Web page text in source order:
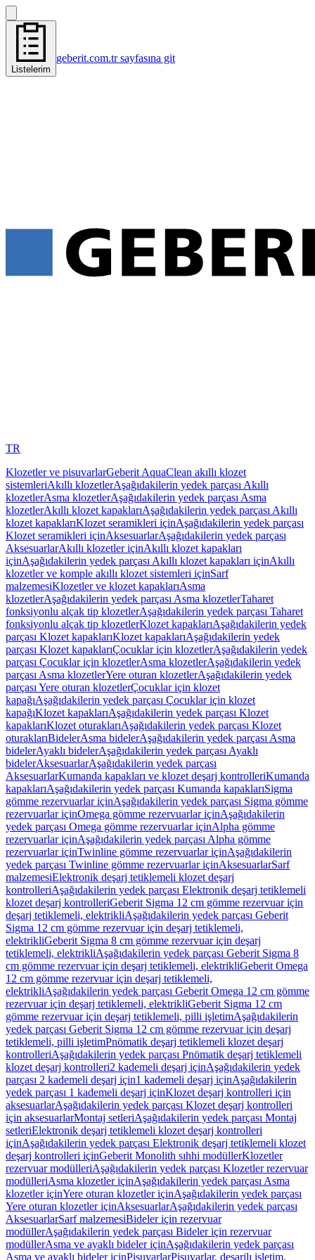
Listelerim
geberit.com.tr sayfasına git
TR
Klozetler ve pisuvarlarGeberit AquaClean akıllı klozet
sistemleriAkıllı klozetlerAşağıdakilerin yedek parçası Akıllı
klozetlerAsma klozetlerAşağıdakilerin yedek parçası Asma
klozetlerAkıllı klozet kapaklarıAşağıdakilerin yedek parçası Akıllı
klozet kapaklarıKlozet seramikleri içinAşağıdakilerin yedek parçası
Klozet seramikleri içinAksesuarlarAşağıdakilerin yedek parçası
AksesuarlarAkıllı klozetler içinAkıllı klozet kapakları
içinAşağıdakilerin yedek parçası Akıllı klozet kapakları içinAkıllı
klozetler ve komple akıllı klozet sistemleri içinSarf
malzemesiKlozetler ve klozet kapaklarıAsma
klozetlerAşağıdakilerin yedek parçası Asma klozetlerTaharet
fonksiyonlu alçak tip klozetlerAşağıdakilerin yedek parçası Taharet
fonksiyonlu alçak tip klozetlerKlozet kapaklarıAşağıdakilerin yedek
parçası Klozet kapaklarıKlozet kapaklarıAşağıdakilerin yedek
parçası Klozet kapaklarıÇocuklar için klozetlerAşağıdakilerin yedek
parçası Çocuklar için klozetlerAsma klozetlerAşağıdakilerin yedek
parçası Asma klozetlerYere oturan klozetlerAşağıdakilerin yedek
parçası Yere oturan klozetlerÇocuklar için klozet
kapağıAşağıdakilerin yedek parçası Çocuklar için klozet
kapağıKlozet kapaklarıAşağıdakilerin yedek parçası Klozet
kapaklarıKlozet oturaklarıAşağıdakilerin yedek parçası Klozet
oturaklarıBidelerAsma bidelerAşağıdakilerin yedek parçası Asma
bidelerAyaklı bidelerAşağıdakilerin yedek parçası Ayaklı
bidelerAksesuarlarAşağıdakilerin yedek parçası
AksesuarlarKumanda kapakları ve klozet deşarj kontrolleriKumanda
kapaklarıAşağıdakilerin yedek parçası Kumanda kapaklarıSigma
gömme rezervuarlar içinAşağıdakilerin yedek parçası Sigma gömme
rezervuarlar içinOmega gömme rezervuarlar içinAşağıdakilerin
yedek parçası Omega gömme rezervuarlar içinAlpha gömme
rezervuarlar içinAşağıdakilerin yedek parçası Alpha gömme
rezervuarlar içinTwinline gömme rezervuarlar içinAşağıdakilerin
yedek parçası Twinline gömme rezervuarlar içinAksesuarlarSarf
malzemesiElektronik deşarj tetiklemeli klozet deşarj
kontrolleriAşağıdakilerin yedek parçası Elektronik deşarj tetiklemeli
klozet deşarj kontrolleriGeberit Sigma 12 cm gömme rezervuar için
deşarj tetiklemeli, elektrikliAşağıdakilerin yedek parçası Geberit
Sigma 12 cm gömme rezervuar için deşarj tetiklemeli,
elektrikliGeberit Sigma 8 cm gömme rezervuar için deşarj
tetiklemeli, elektrikliAşağıdakilerin yedek parçası Geberit Sigma 8
cm gömme rezervuar için deşarj tetiklemeli, elektrikliGeberit Omega
12 cm gömme rezervuar için deşarj tetiklemeli,
elektrikliAşağıdakilerin yedek parçası Geberit Omega 12 cm gömme
rezervuar için deşarj tetiklemeli, elektrikliGeberit Sigma 12 cm
gömme rezervuar için deşarj tetiklemeli, pilli işletimAşağıdakilerin
yedek parçası Geberit Sigma 12 cm gömme rezervuar için deşarj
tetiklemeli, pilli işletimPnömatik deşarj tetiklemeli klozet deşarj
kontrolleriAşağıdakilerin yedek parçası Pnömatik deşarj tetiklemeli
klozet deşarj kontrolleri2 kademeli deşarj içinAşağıdakilerin yedek
parçası 2 kademeli deşarj için1 kademeli deşarj içinAşağıdakilerin
yedek parçası 1 kademeli deşarj içinKlozet deşarj kontrolleri için
aksesuarlarAşağıdakilerin yedek parçası Klozet deşarj kontrolleri
için aksesuarlarMontaj setleriAşağıdakilerin yedek parçası Montaj
setleriElektronik deşarj tetiklemeli klozet deşarj kontrolleri
içinAşağıdakilerin yedek parçası Elektronik deşarj tetiklemeli klozet
deşarj kontrolleri içinGeberit Monolith sıhhi modüllerKlozetler
rezervuar modülleriAşağıdakilerin yedek parçası Klozetler rezervuar
modülleriAsma klozetler içinAşağıdakilerin yedek parçası Asma
klozetler içinYere oturan klozetler içinAşağıdakilerin yedek parçası
Yere oturan klozetler içinAksesuarlarAşağıdakilerin yedek parçası
AksesuarlarSarf malzemesiBideler için rezervuar
modüllerAşağıdakilerin yedek parçası Bideler için rezervuar
modüllerAsma ve ayaklı bideler içinAşağıdakilerin yedek parçası
Asma ve ayaklı bideler içinPisuvarlarPisuvarlar, deşarjlı işletim,